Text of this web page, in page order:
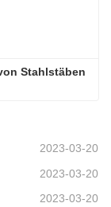
Stahlstäben
2023-03-20
2023-03-20
2023-03-20